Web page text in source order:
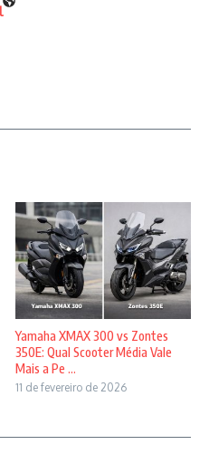
Yamaha XMAX 300 vs Zontes
350E: Qual Scooter Média Vale
Mais a Pe ...
11 de fevereiro de 2026